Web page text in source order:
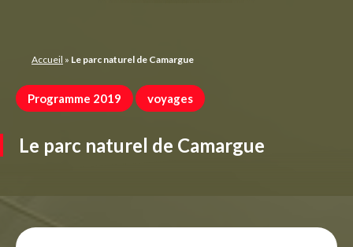
Accueil » Le parc naturel de Camargue
Programme 2019 voyages
Le parc naturel de Camargue